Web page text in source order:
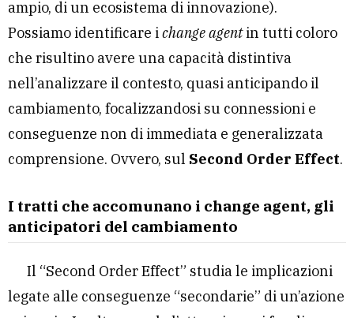
ampio, di un ecosistema di innovazione).
Possiamo identificare ichange agentin tutti coloro
che risultino avere una capacità distintiva
nell’analizzare il contesto, quasi anticipando il
cambiamento, focalizzandosi su connessioni e
conseguenze non di immediata e generalizzata
comprensione. Ovvero, sul Second Order Effect.
I tratti che accomunano i change agent, gli
anticipatori del cambiamento
Il “Second Order Effect” studia le implicazioni
legate alle conseguenze “secondarie” di un’azione